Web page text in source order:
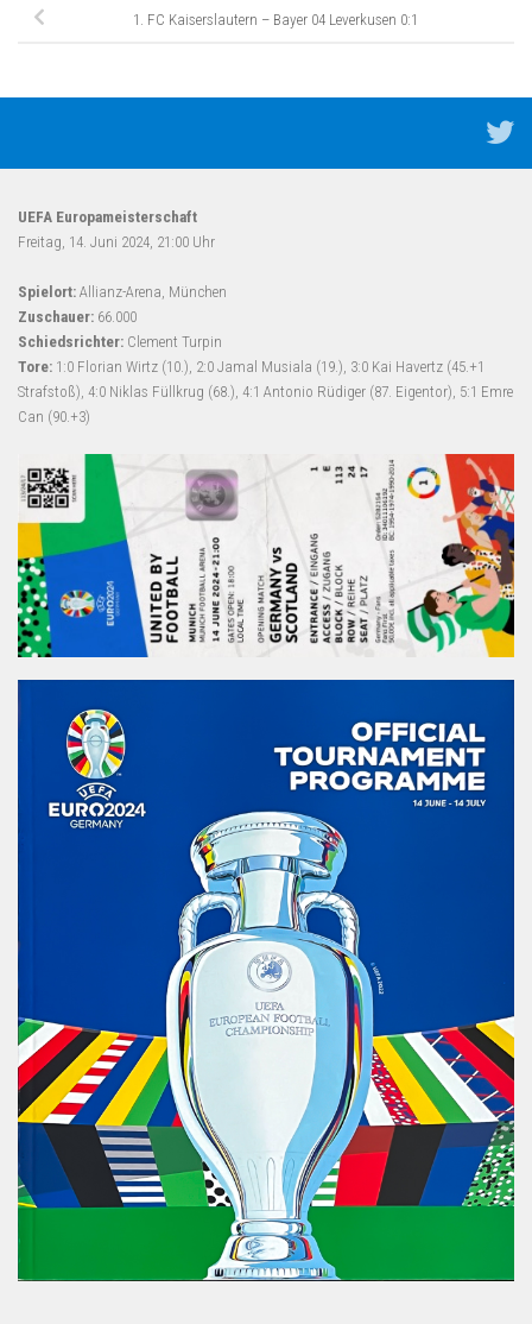
1. FC Kaiserslautern – Bayer 04 Leverkusen 0:1
UEFA Europameisterschaft
Freitag, 14. Juni 2024, 21:00 Uhr
Spielort: Allianz-Arena, München
Zuschauer: 66.000
Schiedsrichter: Clement Turpin
Tore: 1:0 Florian Wirtz (10.), 2:0 Jamal Musiala (19.), 3:0 Kai Havertz (45.+1
Strafstoß), 4:0 Niklas Füllkrug (68.), 4:1 Antonio Rüdiger (87. Eigentor), 5:1 Emre
Can (90.+3)